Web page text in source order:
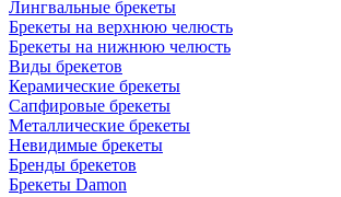
Лингвальные брекеты
Брекеты на верхнюю челюсть
Брекеты на нижнюю челюсть
Виды брекетов
Керамические брекеты
Сапфировые брекеты
Металлические брекеты
Невидимые брекеты
Бренды брекетов
Брекеты Damon